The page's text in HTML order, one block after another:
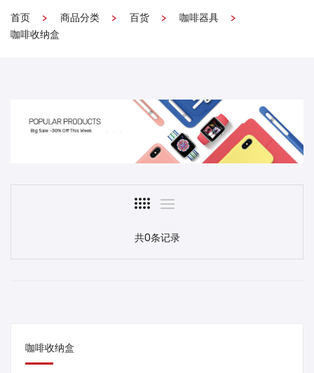
首页 商品分类 百货
咖啡器具
咖啡收纳盒
共0条记录
咖啡收纳盒